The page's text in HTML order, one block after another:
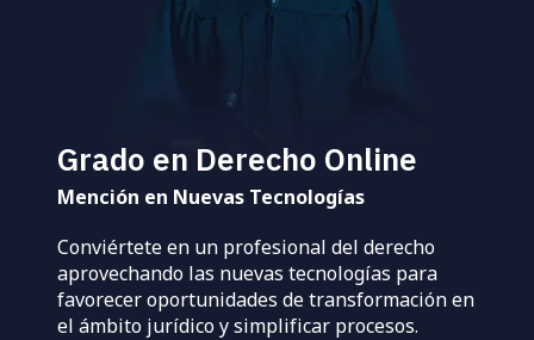
Grado en Derecho Online
Mención en Nuevas Tecnologías
Conviértete en un profesional del derecho
aprovechando las nuevas tecnologías para
favorecer oportunidades de transformación en
el ámbito jurídico y simplificar procesos.